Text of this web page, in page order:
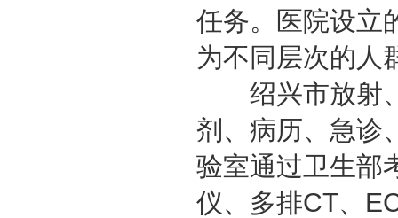
任务。医院设立
为不同层次的人
绍兴市放射、
剂、病历、急诊
验室通过卫生部
仪、多排CT、